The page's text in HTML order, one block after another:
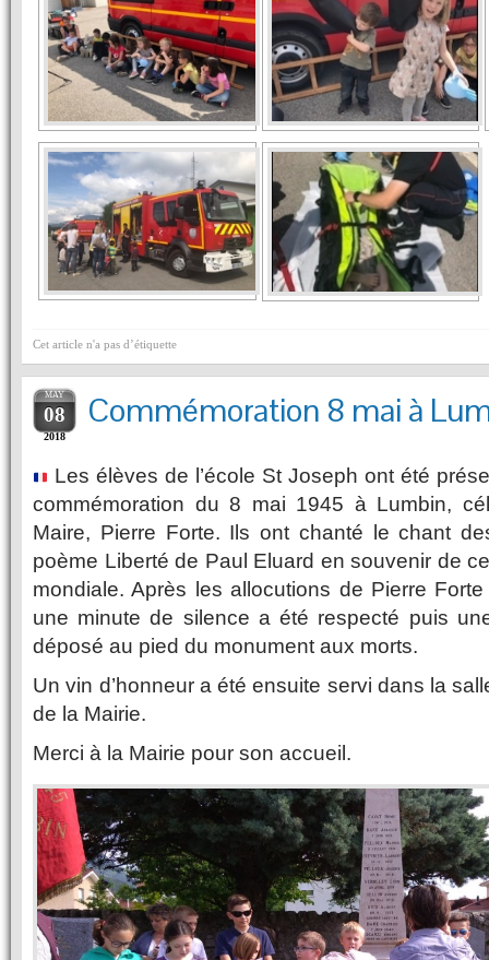
Cet article n'a pas d’étiquette
MAY
08
2018
Commémoration 8 mai à
Les élèves de l’école St Joseph ont été
commémoration du 8 mai 1945 à Lumbin,
Maire, Pierre Forte. Ils ont chanté le chant
poème Liberté de Paul Eluard en souvenir de
mondiale. Après les allocutions de Pierre
une minute de silence a été respecté puis
déposé au pied du monument aux morts.
Un vin d’honneur a été ensuite servi dans la
de la Mairie.
Merci à la Mairie pour son accueil.